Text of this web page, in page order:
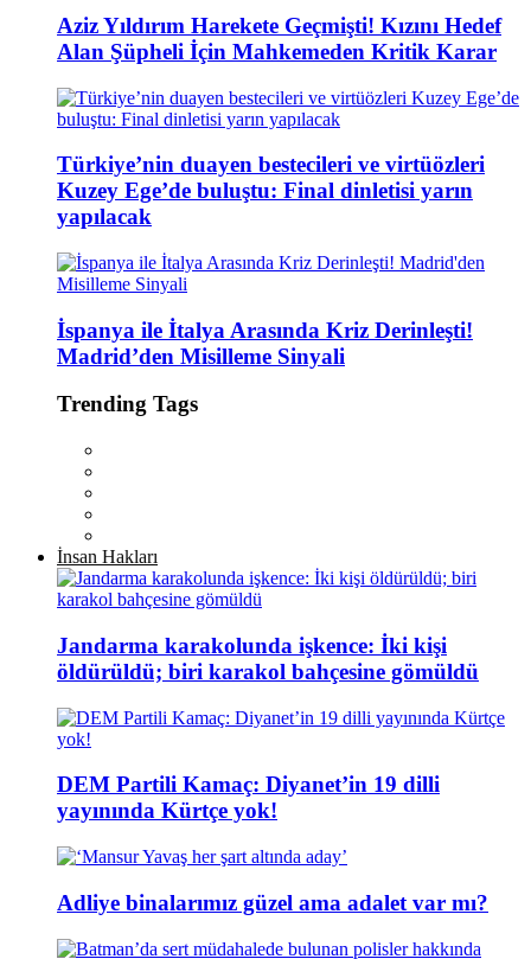
Aziz Yıldırım Harekete Geçmişti! Kızını Hedef
Alan Şüpheli İçin Mahkemeden Kritik Karar
Türkiye’nin duayen bestecileri ve virtüözleri
Kuzey Ege’de buluştu: Final dinletisi yarın
yapılacak
İspanya ile İtalya Arasında Kriz Derinleşti!
Madrid’den Misilleme Sinyali
Trending Tags
İnsan Hakları
Jandarma karakolunda işkence: İki kişi
öldürüldü; biri karakol bahçesine gömüldü
DEM Partili Kamaç: Diyanet’in 19 dilli
yayınında Kürtçe yok!
Adliye binalarımız güzel ama adalet var mı?